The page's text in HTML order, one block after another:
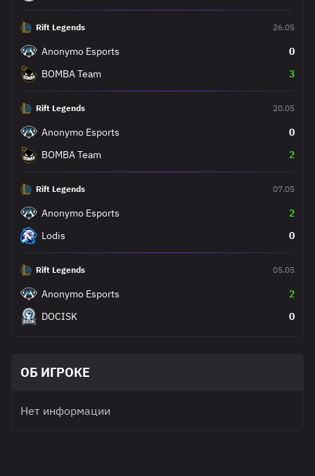
Rift Legends 26.05
Anonymo Esports
0
BOMBA Team
3
Rift Legends 20.05
Anonymo Esports
0
BOMBA Team
2
Rift Legends 07.05
Anonymo Esports
2
Lodis
0
Rift Legends 05.05
Anonymo Esports
2
DOCISK
0
ОБ ИГРОКЕ
Нет информации